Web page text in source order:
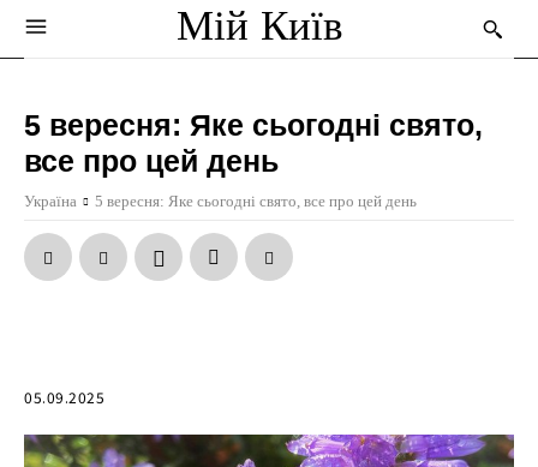
Мій Київ
5 вересня: Яке сьогодні свято,
все про цей день
Україна 5 вересня: Яке сьогодні свято, все про цей день
05.09.2025